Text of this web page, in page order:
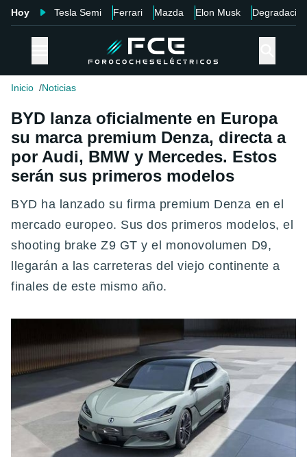
Hoy Tesla Semi Ferrari Mazda Elon Musk Degradación
Inicio Noticias
BYD lanza oficialmente en Europa
su marca premium Denza, directa a
por Audi, BMW y Mercedes. Estos
serán sus primeros modelos
BYD ha lanzado su firma premium Denza en el
mercado europeo. Sus dos primeros modelos, el
shooting brake Z9 GT y el monovolumen D9,
llegarán a las carreteras del viejo continente a
finales de este mismo año.